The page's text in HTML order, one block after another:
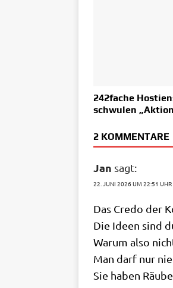
242fache
schwulen
2 KOMMENTARE
Jan sagt:
22. JUNI 2026 UM 22:51 UHR
Das Cre­do der
Die Ideen sind
War­um also
Man darf nur
Sie haben